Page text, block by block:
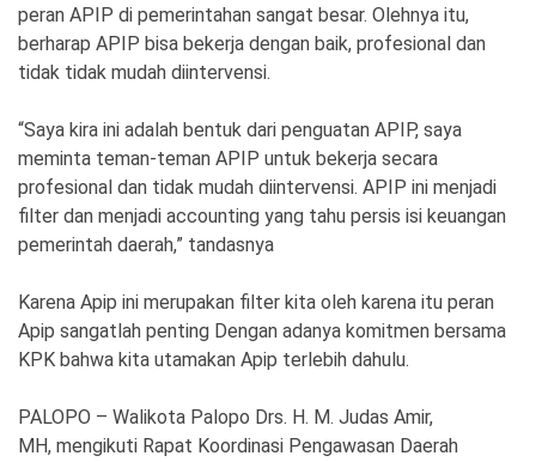
peran APIP di pemerintahan sangat besar. Olehnya itu,
berharap APIP bisa bekerja dengan baik, profesional dan
tidak tidak mudah diintervensi.
“Saya kira ini adalah bentuk dari penguatan APIP, saya
meminta teman-teman APIP untuk bekerja secara
profesional dan tidak mudah diintervensi. APIP ini menjadi
filter dan menjadi accounting yang tahu persis isi keuangan
pemerintah daerah,” tandasnya
Karena Apip ini merupakan filter kita oleh karena itu peran
Apip sangatlah penting Dengan adanya komitmen bersama
KPK bahwa kita utamakan Apip terlebih dahulu.
PALOPO – Walikota Palopo Drs. H. M. Judas Amir,
MH, mengikuti Rapat Koordinasi Pengawasan Daerah